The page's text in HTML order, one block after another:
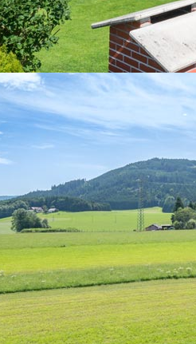
Daten sind uns ein wichtiges
auf diese Website. Falls Sie
Website über den